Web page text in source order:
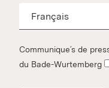
Communique´s de
du Bade-Wurtemberg